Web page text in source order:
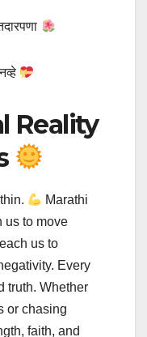
Reality
Marathi
us to move
us to
Every
truth. Whether
or chasing
faith, and